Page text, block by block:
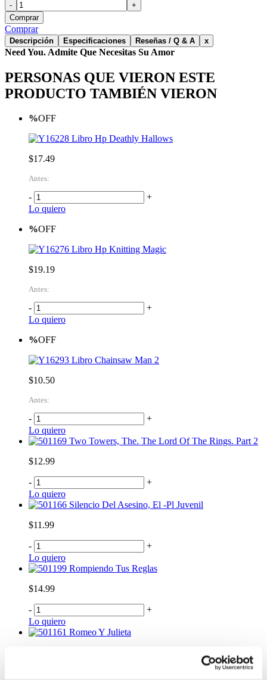
-
+
Comprar
Comprar
Descripción Especificaciones Reseñas / Q & A x
Need You. Admite Que Necesitas Su Amor
PERSONAS QUE VIERON ESTE
PRODUCTO TAMBIÉN VIERON
%OFF
Libro Hp Deathly Hallows
$17.49
Antes:
-
+
Lo quiero
%OFF
Libro Hp Knitting Magic
$19.19
Antes:
-
+
Lo quiero
%OFF
Libro Chainsaw Man 2
$10.50
Antes:
-
+
Lo quiero
Two Towers, The. The Lord Of The Rings. Part 2
$12.99
-
+
Lo quiero
Silencio Del Asesino, El -Pl Juvenil
$11.99
-
+
Lo quiero
Rompiendo Tus Reglas
$14.99
-
+
Lo quiero
Romeo Y Julieta